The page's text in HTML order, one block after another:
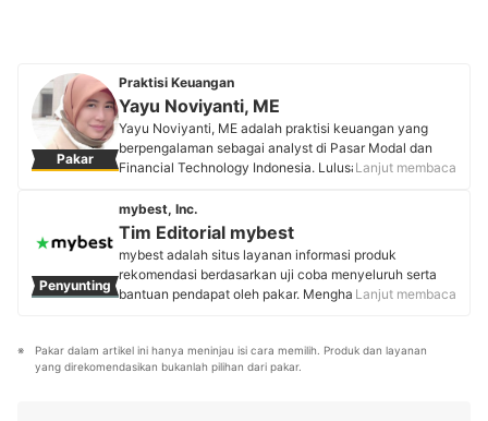
Pakar
Praktisi Keuangan
Yayu Noviyanti, ME
Yayu Noviyanti, ME adalah praktisi keuangan yang
berpengalaman sebagai analyst di Pasar Modal dan
Financial Technology Indonesia. Lulusan Fakultas
Ekonomi Universitas Padjajaran ini memiliki sertifikasi
APERD (Agen Penjual Efek Reksa Dana) dan WPPE
(Wakil Perantara Pedagang Efek). Melalui media
sosialnya, Yayu menjadi sumber edukasi yang
terpercaya di industri keuangan dengan aktif berbagi
wawasan terkini seputar keuangan dan investasi.
Lanjut membaca
Penyunting
mybest, Inc.
Tim Editorial mybest
mybest adalah situs layanan informasi produk
rekomendasi berdasarkan uji coba menyeluruh serta
bantuan pendapat oleh pakar. Menghasilkan konten
Berbagai tema konten, mulai dari kosmetik, kebutuhan
sehari-hari, elektronik rumah tangga, hingga jasa bisa
Lanjut membaca
Pakar dalam artikel ini hanya meninjau isi cara memilih. Produk dan layanan
yang direkomendasikan bukanlah pilihan dari pakar.